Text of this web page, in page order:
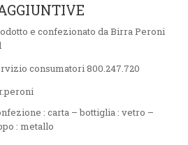
e confezionato da Birra Peroni
consumatori 800.247.720
: carta – bottiglia : vetro –
: metallo